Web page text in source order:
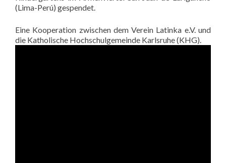
(Lima-Perú) gespendet.
Eine Kooperation zwischen dem Verein Latinka e.V. und
die Katholische Hochschulgemeinde Karlsruhe (KHG).